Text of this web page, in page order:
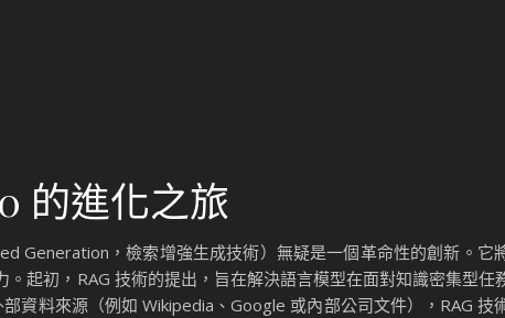
的進化之旅
Generation，檢索增強生成技術）無疑是一個革命性的創新。它
起初，RAG 技術的提出，旨在解決語言模型在面對知識密集型任
資料來源（例如 Wikipedia、Google 或內部公司文件），RAG 技